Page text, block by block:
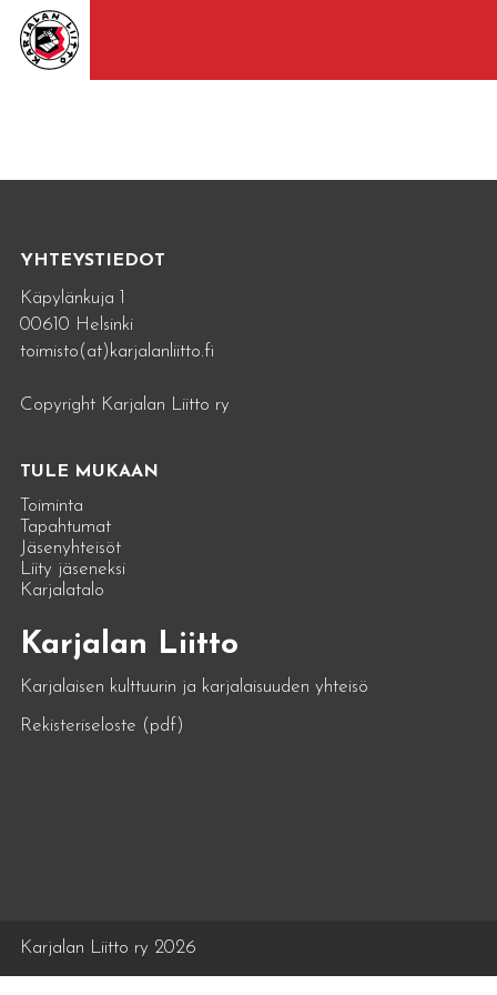
YHTEYSTIEDOT
Käpylänkuja 1
00610 Helsinki
toimisto(at)karjalanliitto.fi
Copyright Karjalan Liitto ry
TULE MUKAAN
Toiminta
Tapahtumat
Jäsenyhteisöt
Liity jäseneksi
Karjalatalo
Karjalan Liitto
Karjalaisen kulttuurin ja karjalaisuuden yhteisö
Rekisteriseloste (pdf)
Karjalan Liitto ry 2026